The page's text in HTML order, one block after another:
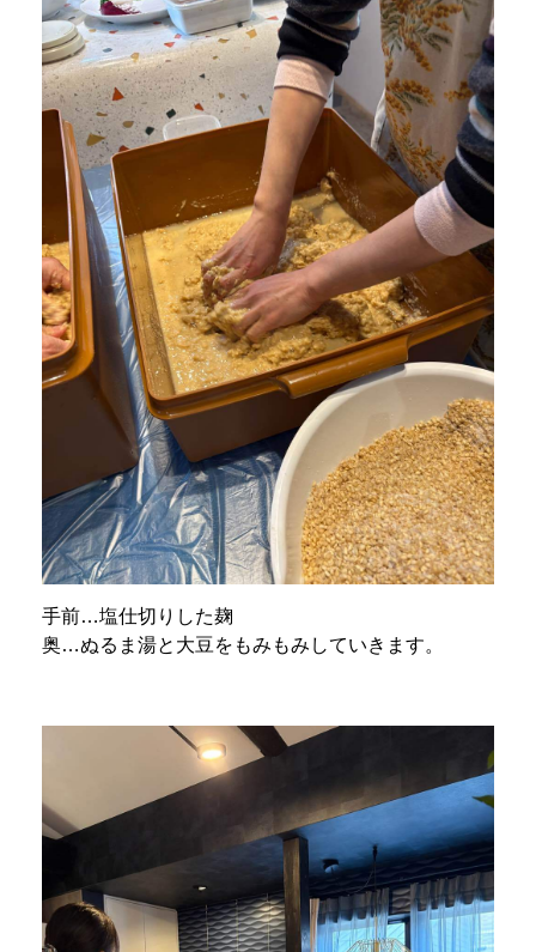
手前…塩仕切りした麹
奥…ぬるま湯と大豆をもみもみしていきます。